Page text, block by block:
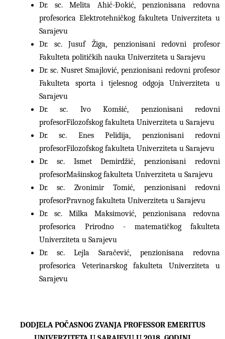
Dr. sc. Melita Ahić-Đokić, penzionisana redovna
profesorica Elektrotehničkog fakulteta Univerziteta u
Sarajevu
Dr. sc. Jusuf Žiga, penzionisani redovni profesor
Fakulteta političkih nauka Univerziteta u Sarajevu
Dr. sc. Nusret Smajlović, penzionisani redovni profesor
Fakulteta sporta i tjelesnog odgoja Univerziteta u
Sarajevu
Dr. sc. Ivo Komšić, penzionisani redovni
profesorFilozofskog fakulteta Univerziteta u Sarajevu
Dr. sc. Enes Pelidija, penzionisani redovni
profesorFilozofskog fakulteta Univerziteta u Sarajevu
Dr. sc. Ismet Demirdžić, penzionisani redovni
profesorMašinskog fakulteta Univerziteta u Sarajevu
Dr. sc. Zvonimir Tomić, penzionisani redovni
profesorPravnog fakulteta Univerziteta u Sarajevu
Dr. sc. Milka Maksimović, penzionisana redovna
profesorica Prirodno - matematičkog fakulteta
Univerziteta u Sarajevu
Dr. sc. Lejla Saračević, penzionisana redovna
profesorica Veterinarskog fakulteta Univerziteta u
Sarajevu
DODJELA POČASNOG ZVANJA PROFESSOR EMERITUS